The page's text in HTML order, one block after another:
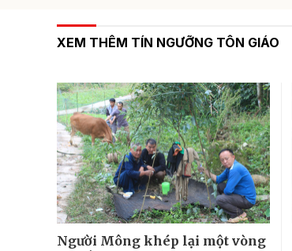
XEM THÊM TÍN NGƯỠNG TÔN GIÁO
Người Mông khép lại một vòng